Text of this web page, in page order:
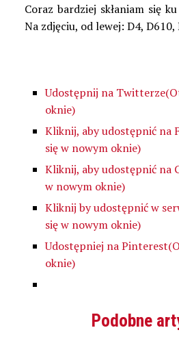
Coraz bardziej skłaniam się
Na zdjęciu, od lewej: D4, D610,
Udostępnij na
oknie)
Kliknij, aby udostępnić na
się w nowym oknie)
Kliknij, aby udostępnić na
w nowym oknie)
Kliknij by udostępnić w
się w nowym oknie)
Udostępniej na
oknie)
Podobne